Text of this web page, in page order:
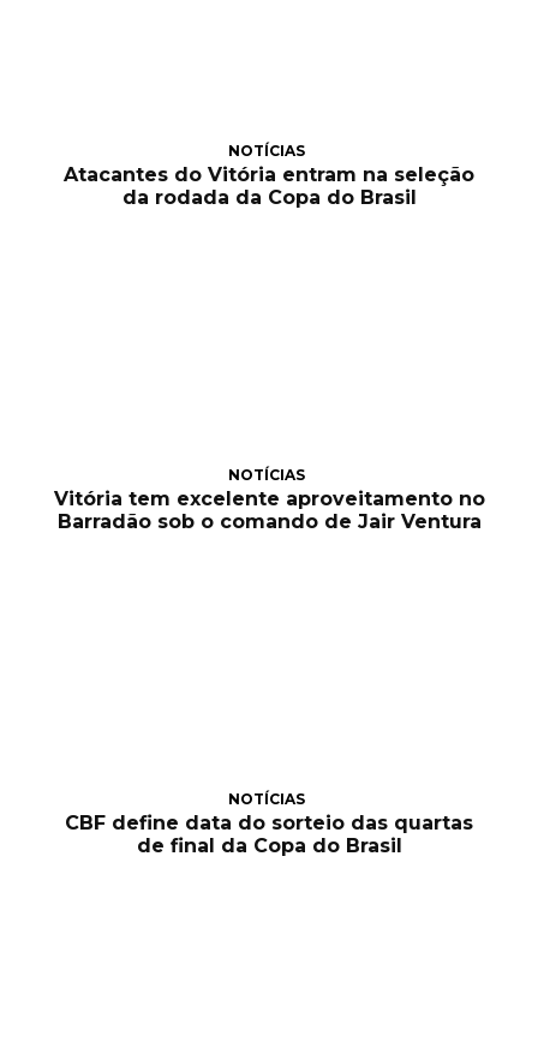
NOTÍCIAS
Atacantes do Vitória entram na seleção
da rodada da Copa do Brasil
NOTÍCIAS
Vitória tem excelente aproveitamento no
Barradão sob o comando de Jair Ventura
NOTÍCIAS
CBF define data do sorteio das quartas
de final da Copa do Brasil